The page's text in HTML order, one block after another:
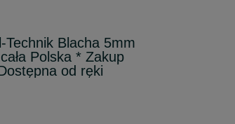
Technik Blacha 5mm
Polska * Zakup
od ręki